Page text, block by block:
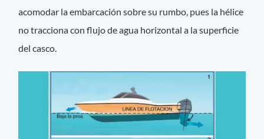
acomodar la embarcación sobre su rumbo, pues la hélice
no tracciona con flujo de agua horizontal a la superficie
del casco.